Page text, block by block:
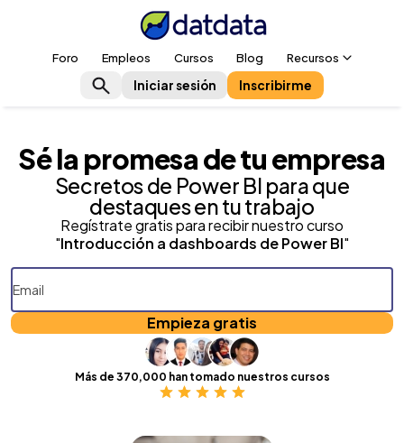
Foro Empleos Cursos Blog Recursos
Iniciar sesión Inscribirme
Sé la promesa de tu empresa
Secretos de Power BI para que
destaques en tu trabajo
Regístrate gratis para recibir nuestro curso
"Introducción a dashboards de Power BI"
Empieza gratis
Más de 370,000 han tomado nuestros cursos